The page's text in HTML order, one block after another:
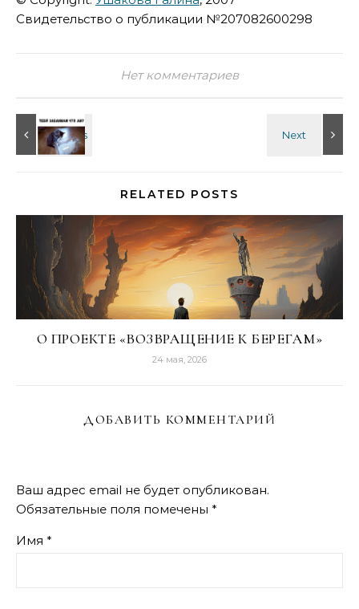
Свидетельство о публикации №207082600298
Нет комментариев
RELATED POSTS
О ПРОЕКТЕ «ВОЗВРАЩЕНИЕ К БЕРЕГАМ»
24 мая, 2026
ДОБАВИТЬ КОММЕНТАРИЙ
Ваш адрес email не будет опубликован.
Обязательные поля помечены *
Имя *